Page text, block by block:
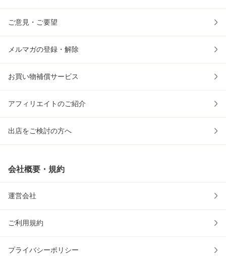
ご意見・ご要望
メルマガの登録・解除
お買い物補償サービス
アフィリエイトのご紹介
出店をご検討の方へ
会社概要・規約
運営会社
ご利用規約
プライバシーポリシー